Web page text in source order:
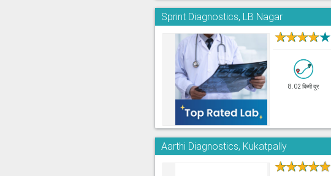
Sprint Diagnostics, LB Nagar
★★★★★
8.02 किमी दूर
Aarthi Diagnostics, Kukatpally
★★★★★